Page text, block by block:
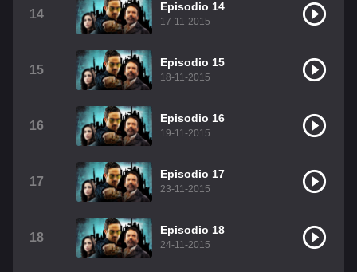
14
Episodio 14
17-11-2015
15
Episodio 15
18-11-2015
16
Episodio 16
19-11-2015
17
Episodio 17
23-11-2015
18
Episodio 18
24-11-2015